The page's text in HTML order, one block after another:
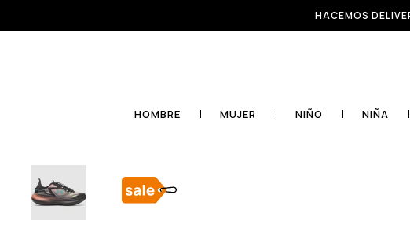
HACEMOS
HOMBRE MUJER NIÑO NIÑA